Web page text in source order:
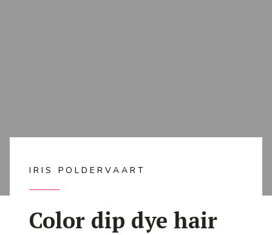
IRIS POLDERVAART
Color dip dye hair